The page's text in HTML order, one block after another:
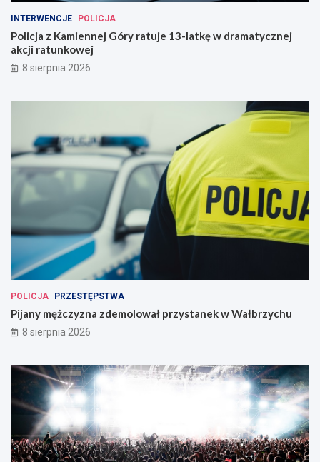
INTERWENCJE POLICJA
Policja z Kamiennej Góry ratuje 13-latkę w dramatycznej
akcji ratunkowej
8 sierpnia 2026
POLICJA PRZESTĘPSTWA
Pijany mężczyzna zdemolował przystanek w Wałbrzychu
8 sierpnia 2026